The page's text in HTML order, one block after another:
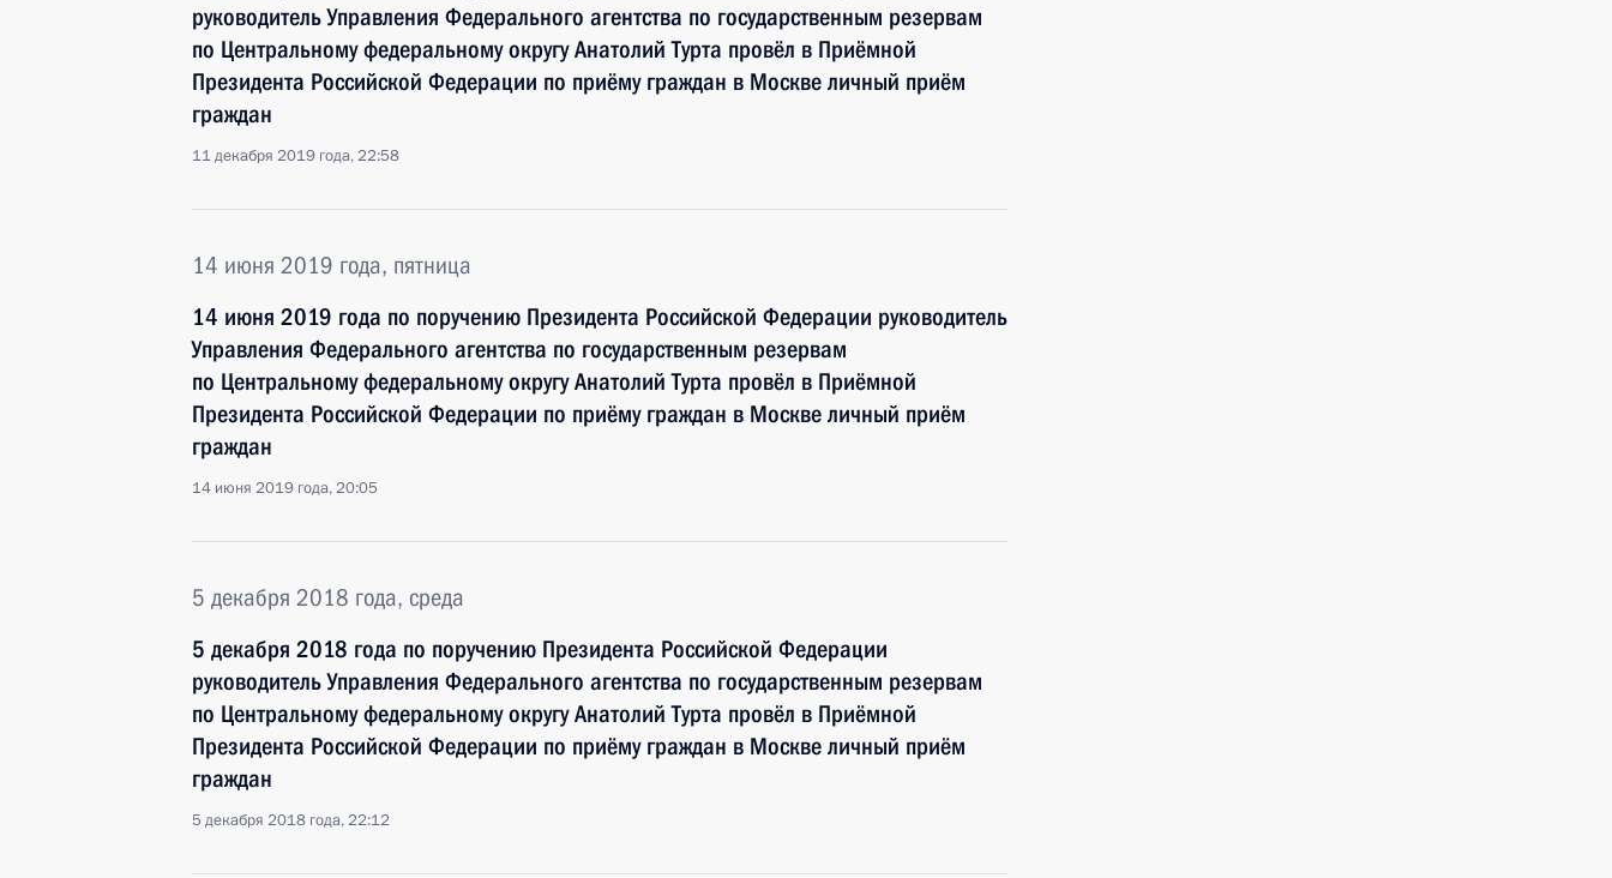
руководитель Управления Федерального агентства по государственным резервам
по Центральному федеральному округу Анатолий Турта провёл в Приёмной
Президента Российской Федерации по приёму граждан в Москве личный приём
граждан
11 декабря 2019 года, 22:58
14 июня 2019 года, пятница
14 июня 2019 года по поручению Президента Российской Федерации руководитель
Управления Федерального агентства по государственным резервам
по Центральному федеральному округу Анатолий Турта провёл в Приёмной
Президента Российской Федерации по приёму граждан в Москве личный приём
граждан
14 июня 2019 года, 20:05
5 декабря 2018 года, среда
5 декабря 2018 года по поручению Президента Российской Федерации
руководитель Управления Федерального агентства по государственным резервам
по Центральному федеральному округу Анатолий Турта провёл в Приёмной
Президента Российской Федерации по приёму граждан в Москве личный приём
граждан
5 декабря 2018 года, 22:12